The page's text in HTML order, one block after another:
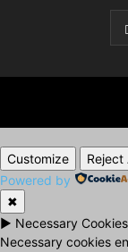
Customize Reject
Powered by
✖
► Necessary Cookies
Necessary cookies